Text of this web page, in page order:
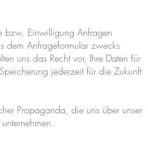
bzw. Einwilligung Anfragen
dem Anfrageformular zwecks
uns das Recht vor, Ihre Daten für
jederzeit für die Zukunft
Propaganda, die uns über unser